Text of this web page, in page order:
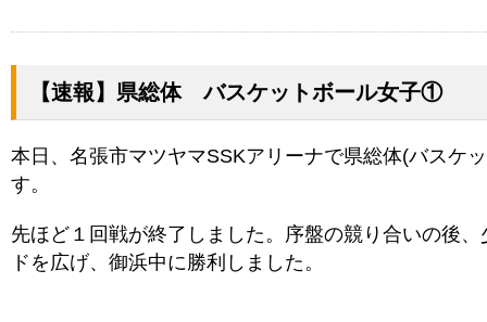
【速報】県総体 バスケットボール女子①
本日、名張市マツヤマSSKアリーナで県総体(バスケ
す。
先ほど１回戦が終了しました。序盤の競り合いの後
ドを広げ、御浜中に勝利しました。